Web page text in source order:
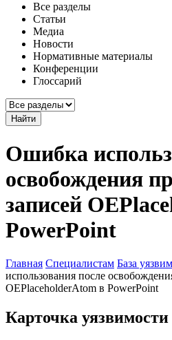
Все разделы
Статьи
Медиа
Новости
Нормативные материалы
Конференции
Глоссарий
Найти
Ошибка
освобождения
записей
PowerPoint
Главная Специалистам База
использования после
OEPlaceholderAtom в PowerPoint
Карточка уязвимости